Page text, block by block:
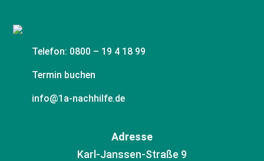
Telefon: 0800 – 19 4 18 99
Termin buchen
info@1a-nachhilfe.de
Adresse
Karl-Janssen-Straße 9